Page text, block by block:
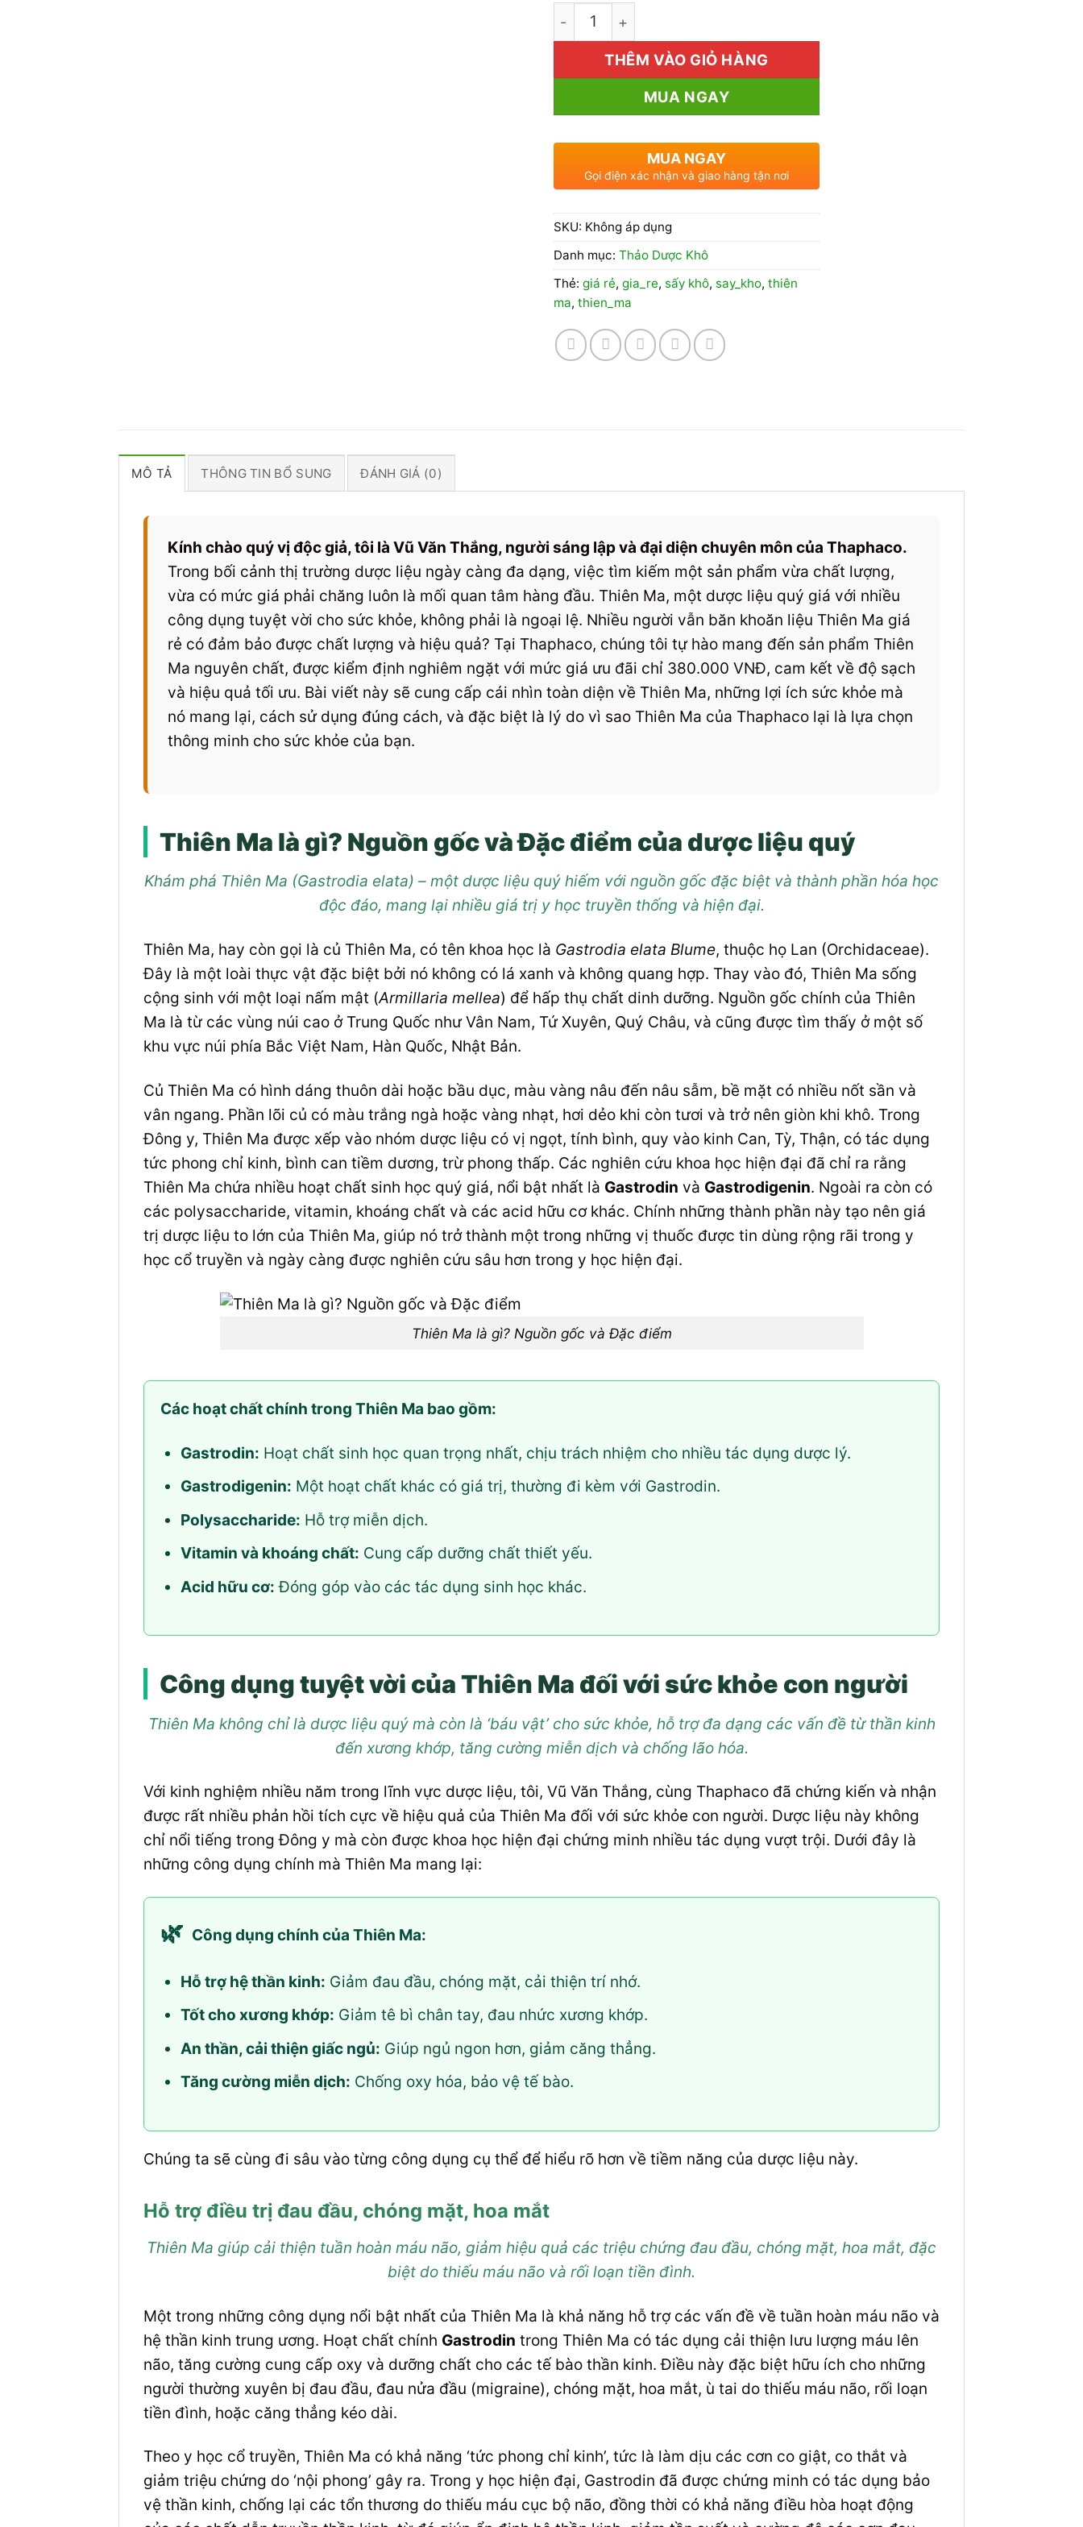
1kg thiên ma Giá Rẻ số lượng
THÊM VÀO GIỎ HÀNG
MUA NGAY
MUA NGAY
Gọi điện xác nhận và giao hàng tận nơi
SKU: Không áp dụng
Danh mục: Thảo Dược Khô
Thẻ: giá rẻ, gia_re, sấy khô, say_kho, thiên
ma, thien_ma
MÔ TẢ THÔNG TIN BỔ SUNG ĐÁNH GIÁ (0)
Kính chào quý vị độc giả, tôi là Vũ Văn Thắng, người sáng lập và đại diện chuyên môn của Thaphaco.
Trong bối cảnh thị trường dược liệu ngày càng đa dạng, việc tìm kiếm một sản phẩm vừa chất lượng,
vừa có mức giá phải chăng luôn là mối quan tâm hàng đầu. Thiên Ma, một dược liệu quý giá với nhiều
công dụng tuyệt vời cho sức khỏe, không phải là ngoại lệ. Nhiều người vẫn băn khoăn liệu Thiên Ma giá
rẻ có đảm bảo được chất lượng và hiệu quả? Tại Thaphaco, chúng tôi tự hào mang đến sản phẩm Thiên
Ma nguyên chất, được kiểm định nghiêm ngặt với mức giá ưu đãi chỉ 380.000 VNĐ, cam kết về độ sạch
và hiệu quả tối ưu. Bài viết này sẽ cung cấp cái nhìn toàn diện về Thiên Ma, những lợi ích sức khỏe mà
nó mang lại, cách sử dụng đúng cách, và đặc biệt là lý do vì sao Thiên Ma của Thaphaco lại là lựa chọn
thông minh cho sức khỏe của bạn.
Thiên Ma là gì? Nguồn gốc và Đặc điểm của dược liệu quý
Khám phá Thiên Ma (Gastrodia elata) – một dược liệu quý hiếm với nguồn gốc đặc biệt và thành phần hóa học
độc đáo, mang lại nhiều giá trị y học truyền thống và hiện đại.
Thiên Ma, hay còn gọi là củ Thiên Ma, có tên khoa học là Gastrodia elata Blume, thuộc họ Lan (Orchidaceae).
Đây là một loài thực vật đặc biệt bởi nó không có lá xanh và không quang hợp. Thay vào đó, Thiên Ma sống
cộng sinh với một loại nấm mật (Armillaria mellea) để hấp thụ chất dinh dưỡng. Nguồn gốc chính của Thiên
Ma là từ các vùng núi cao ở Trung Quốc như Vân Nam, Tứ Xuyên, Quý Châu, và cũng được tìm thấy ở một số
khu vực núi phía Bắc Việt Nam, Hàn Quốc, Nhật Bản.
Củ Thiên Ma có hình dáng thuôn dài hoặc bầu dục, màu vàng nâu đến nâu sẫm, bề mặt có nhiều nốt sần và
vân ngang. Phần lõi củ có màu trắng ngà hoặc vàng nhạt, hơi dẻo khi còn tươi và trở nên giòn khi khô. Trong
Đông y, Thiên Ma được xếp vào nhóm dược liệu có vị ngọt, tính bình, quy vào kinh Can, Tỳ, Thận, có tác dụng
tức phong chỉ kinh, bình can tiềm dương, trừ phong thấp. Các nghiên cứu khoa học hiện đại đã chỉ ra rằng
Thiên Ma chứa nhiều hoạt chất sinh học quý giá, nổi bật nhất là Gastrodin và Gastrodigenin. Ngoài ra còn có
các polysaccharide, vitamin, khoáng chất và các acid hữu cơ khác. Chính những thành phần này tạo nên giá
trị dược liệu to lớn của Thiên Ma, giúp nó trở thành một trong những vị thuốc được tin dùng rộng rãi trong y
học cổ truyền và ngày càng được nghiên cứu sâu hơn trong y học hiện đại.
Thiên Ma là gì? Nguồn gốc và Đặc điểm
Các hoạt chất chính trong Thiên Ma bao gồm:
Gastrodin: Hoạt chất sinh học quan trọng nhất, chịu trách nhiệm cho nhiều tác dụng dược lý.
Gastrodigenin: Một hoạt chất khác có giá trị, thường đi kèm với Gastrodin.
Polysaccharide: Hỗ trợ miễn dịch.
Vitamin và khoáng chất: Cung cấp dưỡng chất thiết yếu.
Acid hữu cơ: Đóng góp vào các tác dụng sinh học khác.
Công dụng tuyệt vời của Thiên Ma đối với sức khỏe con người
Thiên Ma không chỉ là dược liệu quý mà còn là ‘báu vật’ cho sức khỏe, hỗ trợ đa dạng các vấn đề từ thần kinh
đến xương khớp, tăng cường miễn dịch và chống lão hóa.
Với kinh nghiệm nhiều năm trong lĩnh vực dược liệu, tôi, Vũ Văn Thắng, cùng Thaphaco đã chứng kiến và nhận
được rất nhiều phản hồi tích cực về hiệu quả của Thiên Ma đối với sức khỏe con người. Dược liệu này không
chỉ nổi tiếng trong Đông y mà còn được khoa học hiện đại chứng minh nhiều tác dụng vượt trội. Dưới đây là
những công dụng chính mà Thiên Ma mang lại:
🌿 Công dụng chính của Thiên Ma:
Hỗ trợ hệ thần kinh: Giảm đau đầu, chóng mặt, cải thiện trí nhớ.
Tốt cho xương khớp: Giảm tê bì chân tay, đau nhức xương khớp.
An thần, cải thiện giấc ngủ: Giúp ngủ ngon hơn, giảm căng thẳng.
Tăng cường miễn dịch: Chống oxy hóa, bảo vệ tế bào.
Chúng ta sẽ cùng đi sâu vào từng công dụng cụ thể để hiểu rõ hơn về tiềm năng của dược liệu này.
Hỗ trợ điều trị đau đầu, chóng mặt, hoa mắt
Thiên Ma giúp cải thiện tuần hoàn máu não, giảm hiệu quả các triệu chứng đau đầu, chóng mặt, hoa mắt, đặc
biệt do thiếu máu não và rối loạn tiền đình.
Một trong những công dụng nổi bật nhất của Thiên Ma là khả năng hỗ trợ các vấn đề về tuần hoàn máu não và
hệ thần kinh trung ương. Hoạt chất chính Gastrodin trong Thiên Ma có tác dụng cải thiện lưu lượng máu lên
não, tăng cường cung cấp oxy và dưỡng chất cho các tế bào thần kinh. Điều này đặc biệt hữu ích cho những
người thường xuyên bị đau đầu, đau nửa đầu (migraine), chóng mặt, hoa mắt, ù tai do thiếu máu não, rối loạn
tiền đình, hoặc căng thẳng kéo dài.
Theo y học cổ truyền, Thiên Ma có khả năng ‘tức phong chỉ kinh’, tức là làm dịu các cơn co giật, co thắt và
giảm triệu chứng do ‘nội phong’ gây ra. Trong y học hiện đại, Gastrodin đã được chứng minh có tác dụng bảo
vệ thần kinh, chống lại các tổn thương do thiếu máu cục bộ não, đồng thời có khả năng điều hòa hoạt động